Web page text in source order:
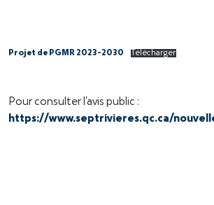
Projet de PGMR 2023-2030 Télécharger
Pour consulter l’avis public :
https://www.septrivieres.qc.ca/